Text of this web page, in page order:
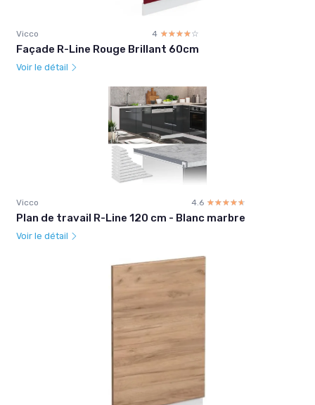
Vicco 4 ☆☆☆☆☆
★★★★★
Façade R-Line Rouge Brillant 60cm
Voir le détail
Vicco 4.6 ☆☆☆☆☆
★★★★★
Plan de travail R-Line 120 cm - Blanc marbre
Voir le détail